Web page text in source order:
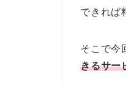
できれば
そこで今
きるサー